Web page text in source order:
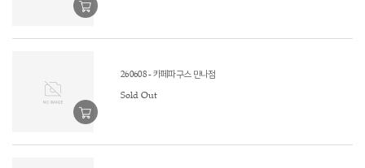
260608 - 카페파구스 만나점
Sold Out